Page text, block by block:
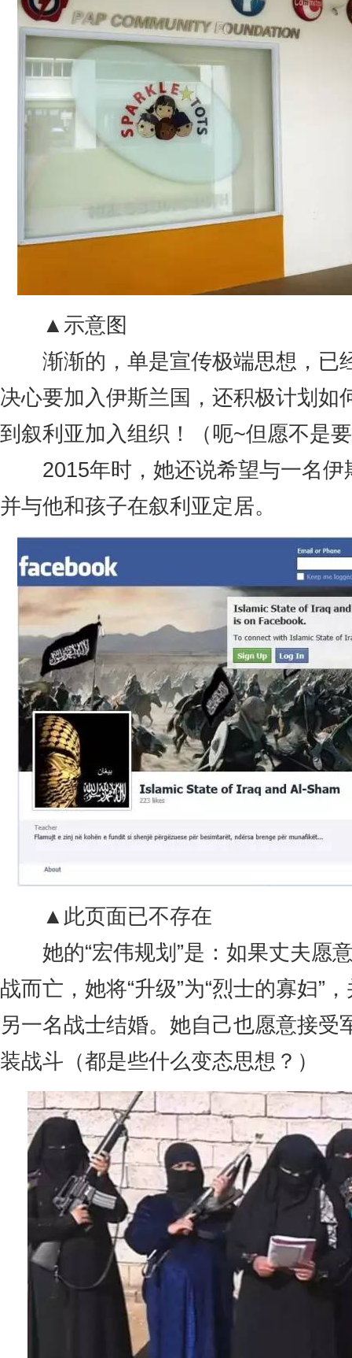
▲示意图
渐渐的，单是宣传极端思想，已
决心要加入伊斯兰国，还积极计划如
到叙利亚加入组织！（呃~但愿不是
2015年时，她还说希望与一名伊
并与他和孩子在叙利亚定居。
▲此页面已不存在
她的“宏伟规划”是：如果丈夫愿
战而亡，她将“升级”为“烈士的寡妇”
另一名战士结婚。她自己也愿意接受
装战斗（都是些什么变态思想？）